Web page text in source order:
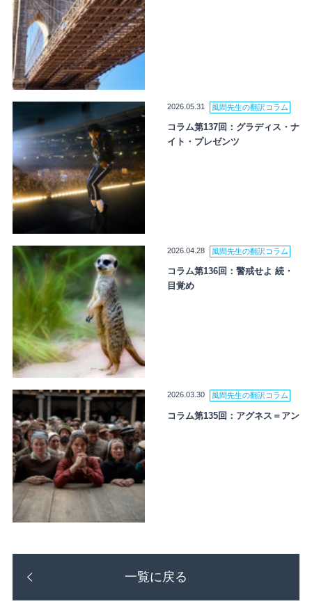
2026.05.31 風間先生の翻訳コラム
コラム第137回：グラディス・ナ
イト・プレゼンツ
2026.04.28 風間先生の翻訳コラム
コラム第136回：警戒せよ 続・
目覚め
2026.03.30 風間先生の翻訳コラム
コラム第135回：アグネス＝アン
一覧に戻る